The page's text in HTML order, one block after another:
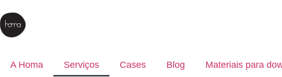
A Homa Serviços Cases Blog Materiais para